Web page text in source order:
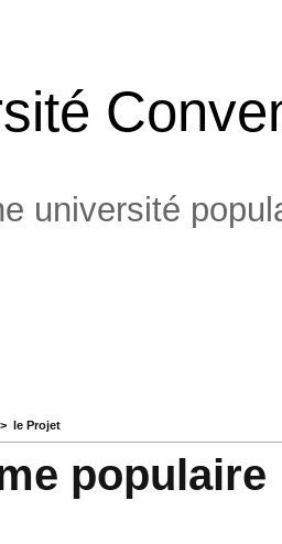
université
> le Projet
populaire